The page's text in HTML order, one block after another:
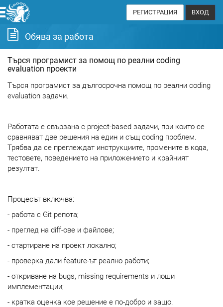
РЕГИСТРАЦИЯ ВХОД
Обява за работа
Търся програмист за помощ по реални coding
evaluation проекти
Търся програмист за дългосрочна помощ по реални coding
evaluation задачи.
Работата е свързана с project-based задачи, при които се
сравняват две решения на един и същ coding проблем.
Трябва да се преглеждат инструкциите, промените в кода,
тестовете, поведението на приложението и крайният
резултат.
Процесът включва:
- работа с Git репота;
- преглед на diff-ове и файлове;
- стартиране на проект локално;
- проверка дали feature-ът реално работи;
- откриване на bugs, missing requirements и лоши
имплементации;
- кратка оценка кое решение е по-добро и защо.